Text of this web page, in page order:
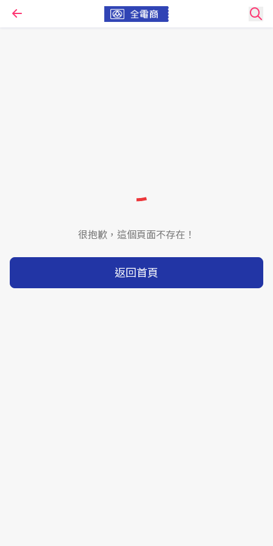
很抱歉，這個頁面不存在！
返回首頁